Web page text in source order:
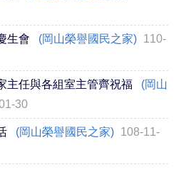
生會 (岡山榮譽國民之家) 110-
主任與各組室主管齊祝福
(岡山
30
(岡山榮譽國民之家) 108-11-